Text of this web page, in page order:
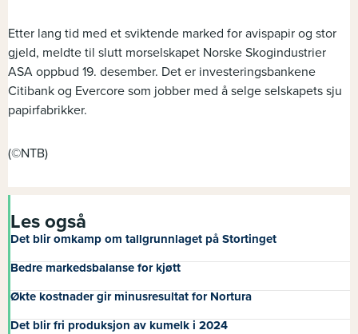
Etter lang tid med et sviktende marked for avispapir og stor
gjeld, meldte til slutt morselskapet Norske Skogindustrier
ASA oppbud 19. desember. Det er investeringsbankene
Citibank og Evercore som jobber med å selge selskapets sju
papirfabrikker.
(©NTB)
Les også
Det blir omkamp om tallgrunnlaget på Stortinget
Bedre markedsbalanse for kjøtt
Økte kostnader gir minusresultat for Nortura
Det blir fri produksjon av kumelk i 2024